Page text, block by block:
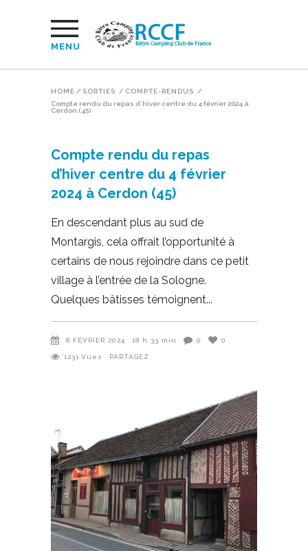
MENU
HOME / SORTIES / COMPTE-RENDUS
/
Compte rendu du repas d’hiver centre du 4 février 2024 à
Cerdon (45)
Compte rendu du repas
d’hiver centre du 4 février
2024 à Cerdon (45)
En descendant plus au sud de
Montargis, cela offrait l’opportunité à
certains de nous rejoindre dans ce petit
village à l’entrée de la Sologne.
Quelques bâtisses témoignent
8 FÉVRIER 2024 18 h 33 min 0 0
1231 Vues PARTAGEZ